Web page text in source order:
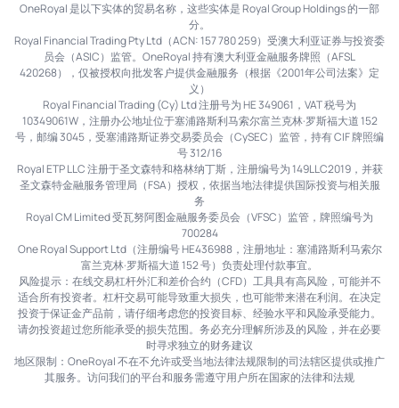
OneRoyal 是以下实体的贸易名称，这些实体是 Royal Group Holdings 的一部
分。
Royal Financial Trading Pty Ltd（ACN: 157 780 259）受澳大利亚证券与投资委
员会（ASIC）监管。OneRoyal 持有澳大利亚金融服务牌照（AFSL
420268），仅被授权向批发客户提供金融服务（根据《2001年公司法案》定
义）
Royal Financial Trading (Cy) Ltd 注册号为 HE 349061，VAT 税号为
10349061W，注册办公地址位于塞浦路斯利马索尔富兰克林·罗斯福大道 152
号，邮编 3045，受塞浦路斯证券交易委员会（CySEC）监管，持有 CIF 牌照编
号 312/16
Royal ETP LLC 注册于圣文森特和格林纳丁斯，注册编号为 149LLC2019，并获
圣文森特金融服务管理局（FSA）授权，依据当地法律提供国际投资与相关服
务
Royal CM Limited 受瓦努阿图金融服务委员会（VFSC）监管，牌照编号为
700284
One Royal Support Ltd（注册编号 HE436988，注册地址：塞浦路斯利马索尔
富兰克林·罗斯福大道 152 号）负责处理付款事宜。
风险提示：在线交易杠杆外汇和差价合约（CFD）工具具有高风险，可能并不
适合所有投资者。杠杆交易可能导致重大损失，也可能带来潜在利润。在决定
投资于保证金产品前，请仔细考虑您的投资目标、经验水平和风险承受能力。
请勿投资超过您所能承受的损失范围。务必充分理解所涉及的风险，并在必要
时寻求独立的财务建议
地区限制：OneRoyal 不在不允许或受当地法律法规限制的司法辖区提供或推广
其服务。访问我们的平台和服务需遵守用户所在国家的法律和法规